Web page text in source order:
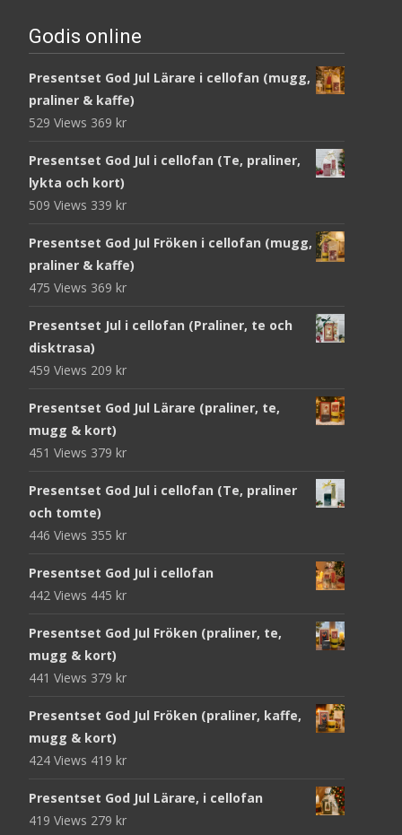
Godis online
Presentset God Jul Lärare i cellofan (mugg,
praliner & kaffe)
529 Views 369 kr
Presentset God Jul i cellofan (Te, praliner,
lykta och kort)
509 Views 339 kr
Presentset God Jul Fröken i cellofan (mugg,
praliner & kaffe)
475 Views 369 kr
Presentset Jul i cellofan (Praliner, te och
disktrasa)
459 Views 209 kr
Presentset God Jul Lärare (praliner, te,
mugg & kort)
451 Views 379 kr
Presentset God Jul i cellofan (Te, praliner
och tomte)
446 Views 355 kr
Presentset God Jul i cellofan
442 Views 445 kr
Presentset God Jul Fröken (praliner, te,
mugg & kort)
441 Views 379 kr
Presentset God Jul Fröken (praliner, kaffe,
mugg & kort)
424 Views 419 kr
Presentset God Jul Lärare, i cellofan
419 Views 279 kr